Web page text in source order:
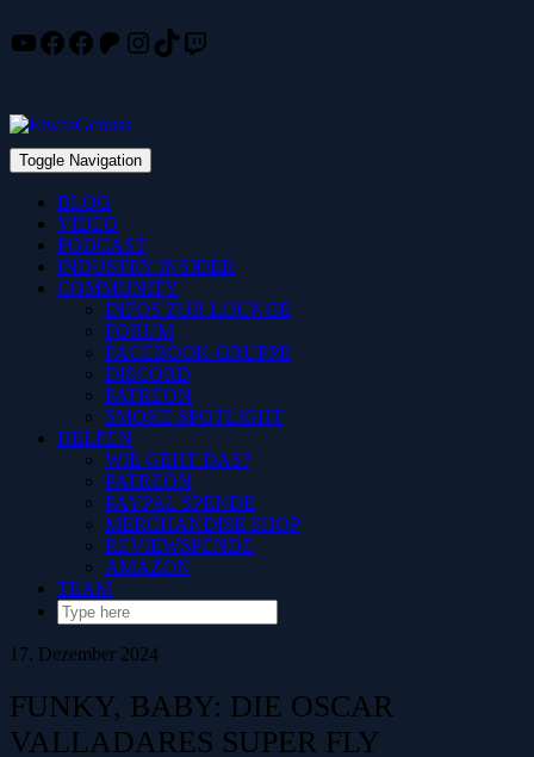
Skip
YouTube
Facebook
Facebook
Patreon
Instagram
TikTok
Twitch
Toggle Navigation
BLOG
VIDEO
PODCAST
INDUSTRY INSIDER
COMMUNITY
INFOS ZUR LOUNGE
FORUM
FACEBOOK-GRUPPE
DISCORD
PATREON
SMOKE SPOTLIGHT
HELFEN
WIE GEHT DAS?
PATREON
PAYPAL SPENDE
MERCHANDISE SHOP
REVIEWSPENDE
AMAZON
TEAM
17. Dezember 2024
FUNKY, BABY: DIE OSCAR
VALLADARES SUPER FLY